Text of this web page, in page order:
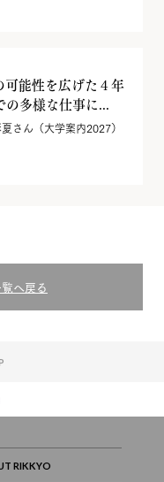
可能性を広げた４年
の多様な仕事に...
さん（大学案内2027）
へ戻る